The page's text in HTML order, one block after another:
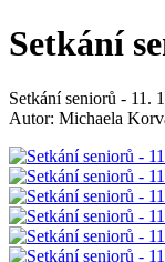
Setkání
Setkání seniorů - 11.
Autor: Michaela